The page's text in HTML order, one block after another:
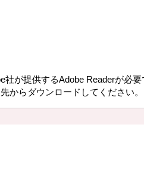
が提供するAdobe Readerが必要
からダウンロードしてください。